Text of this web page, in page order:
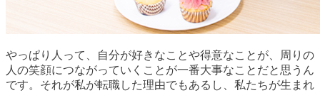
やっぱり人って、自分が好きなことや得意なことが、周りの
人の笑顔につながっていくことが一番大事なことだと思うん
です。それが私が転職した理由でもあるし、私たちが生まれ